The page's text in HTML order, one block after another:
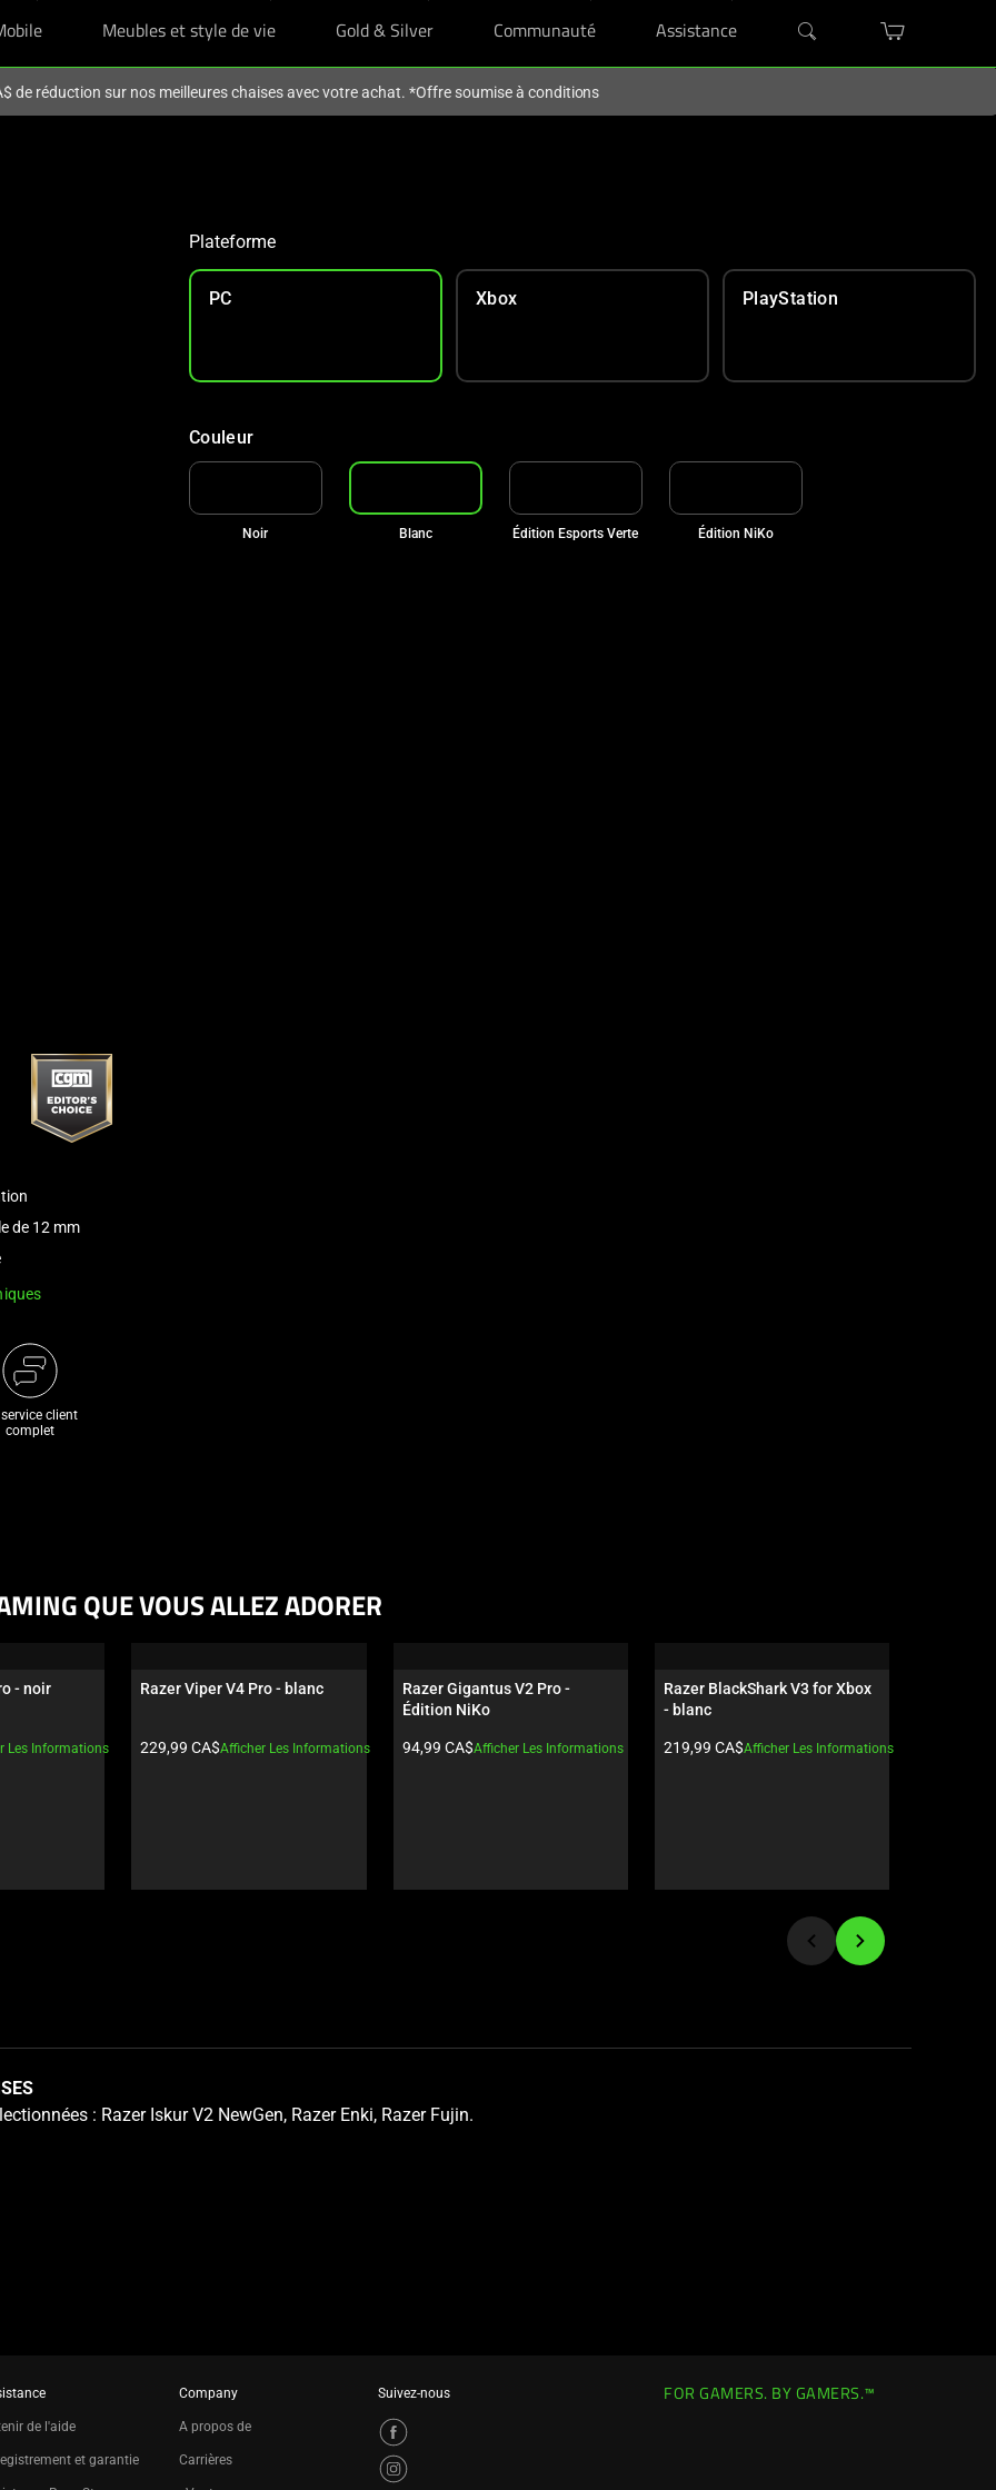
Meubles et style de vie Gold & Silver Communauté Assistance
de réduction sur nos meilleures chaises avec votre achat. *Offre soumise à conditions
de 12 mm
client
complet
Plateforme
PC Xbox PlayStation
Couleur
Noir Blanc Édition Esports Verte Édition NiKo
QUE VOUS ALLEZ ADORER
- noir
Les Informations
Razer Viper V4 Pro - blanc
Prix du produit:
229,99 CA$Afficher Les Informations
Razer Gigantus V2 Pro -
Édition NiKo
Prix du produit:
94,99 CA$Afficher Les Informations
Razer BlackShark V3 for Xbox
- blanc
Prix du produit:
219,99 CA$Afficher Les Informations
: Razer Iskur V2 NewGen, Razer Enki, Razer Fujin.
de l'aide
et garantie
Company
A propos de
Carrières
Suivez-nous FOR GAMERS. BY GAMERS.™